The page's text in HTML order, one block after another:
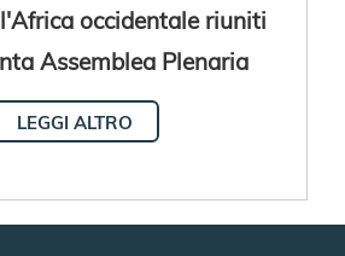
occidentale riuniti
Assemblea Plenaria
LEGGI ALTRO